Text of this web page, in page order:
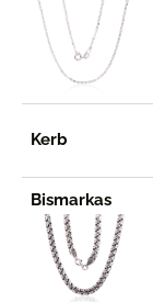
Kerb
Bismarkas